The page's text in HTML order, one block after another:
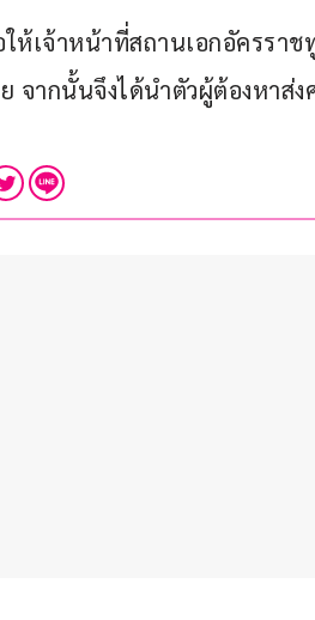
ให้เจ้าหน้าที่สถานเอกอัครรา
จากนั้นจึงได้นำตัวผู้ต้องหาส่